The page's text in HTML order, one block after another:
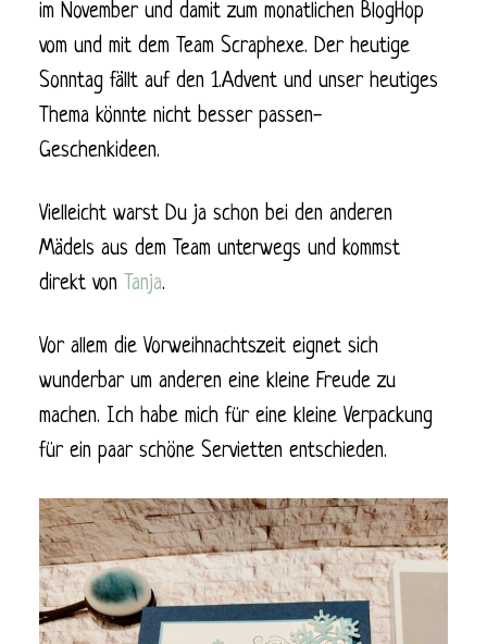
im November und damit zum monatlichen BlogHop
vom und mit dem Team Scraphexe. Der heutige
Sonntag fällt auf den 1.Advent und unser heutiges
Thema könnte nicht besser passen-
Geschenkideen.
Vielleicht warst Du ja schon bei den anderen
Mädels aus dem Team unterwegs und kommst
direkt von Tanja.
Vor allem die Vorweihnachtszeit eignet sich
wunderbar um anderen eine kleine Freude zu
machen. Ich habe mich für eine kleine Verpackung
für ein paar schöne Servietten entschieden.